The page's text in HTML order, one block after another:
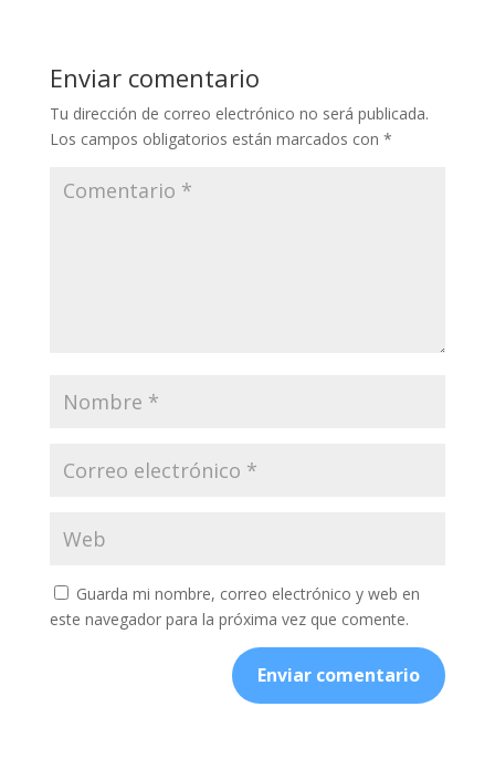
Enviar comentario
Tu dirección de correo electrónico no será publicada.
Los campos obligatorios están marcados con *
Guarda mi nombre, correo electrónico y web en
este navegador para la próxima vez que comente.